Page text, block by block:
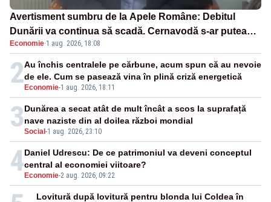
Avertisment sumbru de la Apele Române: Debitul
Dunării va continua să scadă. Cernavodă s-ar putea
închide în 4 zile
Economie·1 aug. 2026, 18:08
2 Economie-1 aug. 2026, 18:11
Au închis centralele pe cărbune, acum spun că au nevoie
de ele. Cum se pasează vina în plină criză energetică
3Social -1 aug. 2026, 23:10
Dunărea a secat atât de mult încât a scos la suprafață
nave naziste din al doilea război mondial
4 Economie-2 aug. 2026, 09:22
Daniel Udrescu: De ce patrimoniul va deveni conceptul
central al economiei viitoare?
Lovitură după lovitură pentru blonda lui Coldea în